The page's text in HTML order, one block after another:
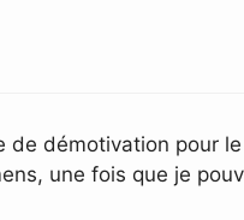
de démotivation pour
une fois que je